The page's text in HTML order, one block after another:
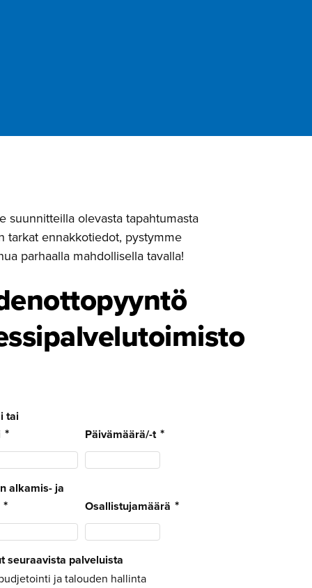
suunnitteilla olevasta tapahtumasta
tarkat ennakkotiedot, pystymme
parhaalla mahdollisella tavalla!
tai
Päivämäärä/-t
alkamis- ja
Osallistujamäärä
seuraavista palveluista
ja talouden hallinta